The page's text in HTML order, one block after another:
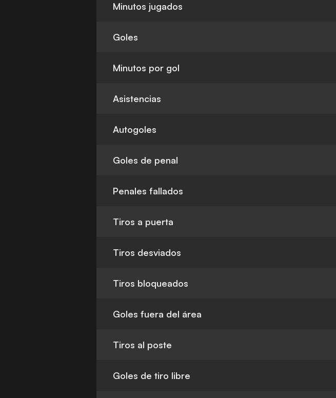
Minutos jugados
Goles
Minutos por gol
Asistencias
Autogoles
Goles de penal
Penales fallados
Tiros a puerta
Tiros desviados
Tiros bloqueados
Goles fuera del área
Tiros al poste
Goles de tiro libre